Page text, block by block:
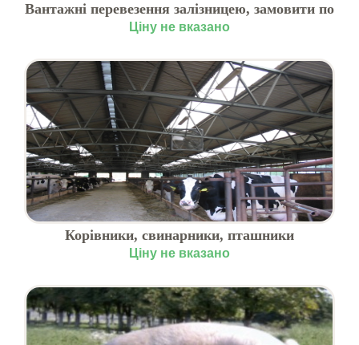
Вантажні перевезення залізницею, замовити по
Україні
Ціну не вказано
Корівники, свинарники, пташники
Ціну не вказано